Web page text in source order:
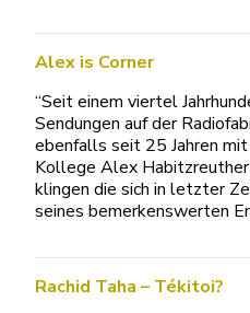
Alex is Corner
“Seit einem viertel
Sendungen auf der
ebenfalls seit 25 Jahren
Kollege Alex Habitzreuther
klingen die sich in letzter
seines bemerkenswerten
Rachid Taha – Tékitoi?